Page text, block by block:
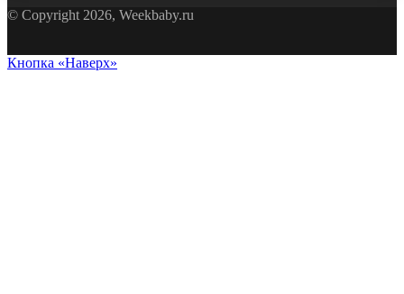
© Copyright 2026, Weekbaby.ru
Кнопка «Наверх»